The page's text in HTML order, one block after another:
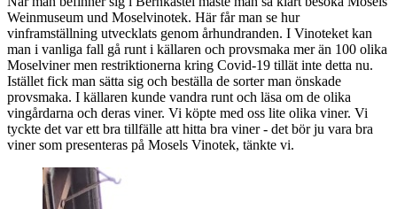
Weinmuseum und Moselvinotek. Här får man se hur
vinframställning utvecklats genom århundranden. I Vinoteket kan
man i vanliga fall gå runt i källaren och provsmaka mer än 100 olika
Moselviner men restriktionerna kring Covid-19 tillät inte detta nu.
Istället fick man sätta sig och beställa de sorter man önskade
provsmaka. I källaren kunde vandra runt och läsa om de olika
vingårdarna och deras viner. Vi köpte med oss lite olika viner. Vi
tyckte det var ett bra tillfälle att hitta bra viner - det bör ju vara bra
viner som presenteras på Mosels Vinotek, tänkte vi.